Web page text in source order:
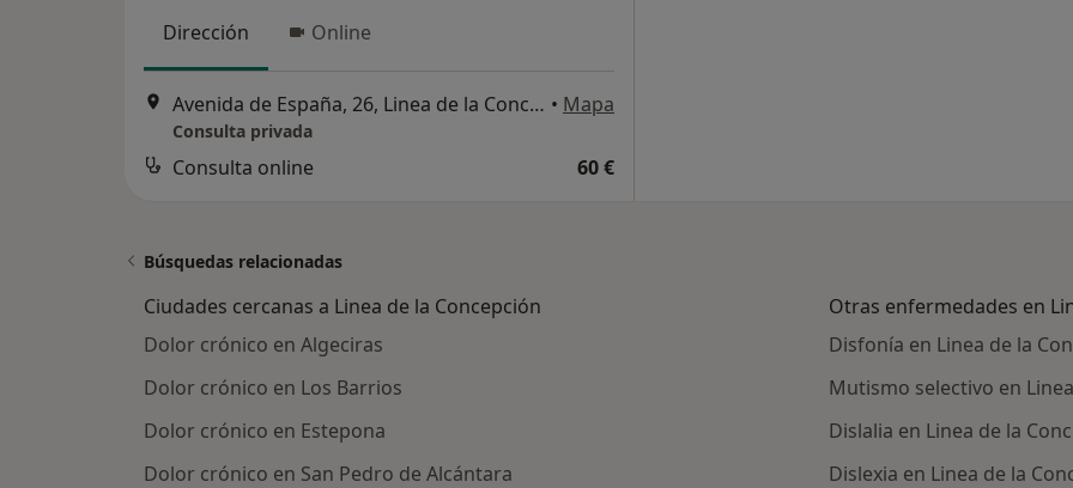
Dirección Online
Avenida de España, 26, Linea de la Concepción • Mapa
Consulta privada
Consulta online 60 €
Búsquedas relacionadas
Ciudades cercanas a Linea de la Concepción
Dolor crónico en Algeciras
Dolor crónico en Los Barrios
Dolor crónico en Estepona
Dolor crónico en San Pedro de Alcántara
Otras enfermedades en
Disfonía en Linea de la
Mutismo selectivo en
Dislalia en Linea de la
Dislexia en Linea de la